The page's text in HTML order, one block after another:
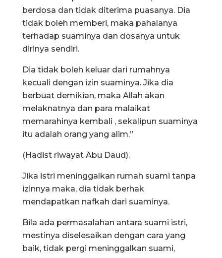
berdosa dan tidak diterima puasanya. Dia
tidak boleh memberi, maka pahalanya
terhadap suaminya dan dosanya untuk
dirinya sendiri.
Dia tidak boleh keluar dari rumahnya
kecuali dengan izin suaminya. Jika dia
berbuat demikian, maka Allah akan
melaknatnya dan para malaikat
memarahinya kembali , sekalipun suaminya
itu adalah orang yang alim.”
(Hadist riwayat Abu Daud).
Jika istri meninggalkan rumah suami tanpa
izinnya maka, dia tidak berhak
mendapatkan nafkah dari suaminya.
Bila ada permasalahan antara suami istri,
mestinya diselesaikan dengan cara yang
baik, tidak pergi meninggalkan suami,